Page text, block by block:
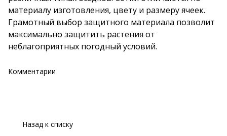
материалу изготовления, цвету и размеру ячеек.
Грамотный выбор защитного материала позволит
максимально защитить растения от
неблагоприятных погодный условий.
Комментарии
Назад к списку